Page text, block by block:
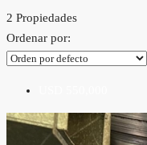
2 Propiedades
Ordenar por: